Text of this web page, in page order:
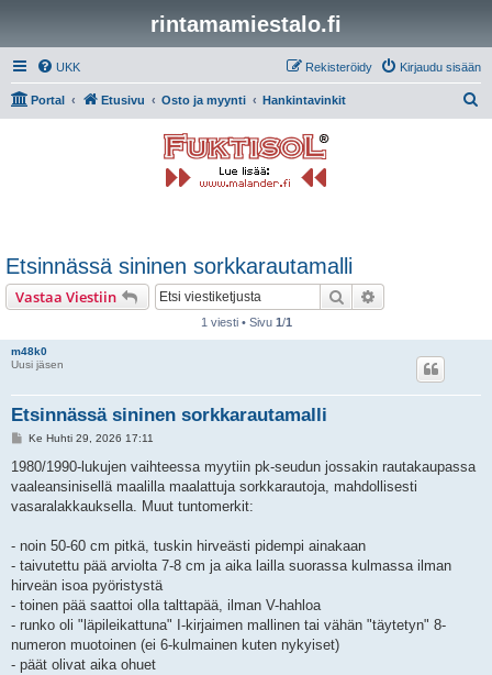
rintamamiestalo.fi
UKK Kirjaudu sisään
Rekisteröidy
Portal Etusivu Osto ja myynti Hankintavinkit
Etsinnässä sininen sorkkarautamalli
Vastaa Viestiin Etsi
1 viesti • Sivu 1/1
m48k0
Uusi jäsen
Etsinnässä sininen sorkkarautamalli
V
e
t
i
Ke Huhti 29, 2026 17:11
1980/1990-lukujen vaihteessa myytiin pk-seudun jossakin rautakaupassa
vaaleansinisellä maalilla maalattuja sorkkarautoja, mahdollisesti
vasaralakkauksella. Muut tuntomerkit:
- noin 50-60 cm pitkä, tuskin hirveästi pidempi ainakaan
- taivutettu pää arviolta 7-8 cm ja aika lailla suorassa kulmassa ilman
hirveän isoa pyöristystä
- toinen pää saattoi olla talttapää, ilman V-hahloa
- runko oli "läpileikattuna" I-kirjaimen mallinen tai vähän "täytetyn" 8-
numeron muotoinen (ei 6-kulmainen kuten nykyiset)
- päät olivat aika ohuet